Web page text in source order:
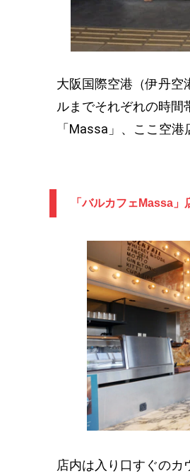
大阪国際空港（伊丹空
ルまでそれぞれの時間
「Massa」、ここ空
「バルカフェMassa」
店内は入り口すぐのカ